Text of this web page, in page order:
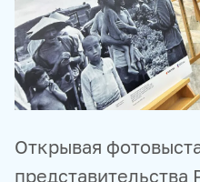
Открывая
представительства